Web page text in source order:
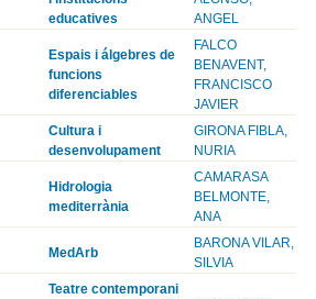
educatives
ANGEL
Espais i álgebres de
funcions
diferenciables
FALCO
BENAVENT,
FRANCISCO
JAVIER
Cultura i
desenvolupament
GIRONA FIBLA,
NURIA
Hidrologia
mediterrània
CAMARASA
BELMONTE,
ANA
MedArb
BARONA VILAR,
SILVIA
Teatre contemporani